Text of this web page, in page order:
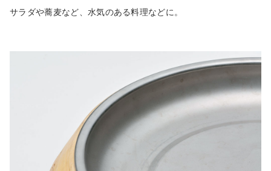
サラダや蕎麦など、水気のある料理などに。